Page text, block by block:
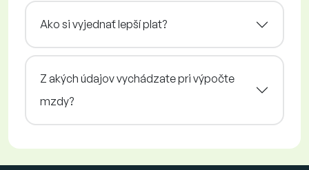
Ako si vyjednať lepší plat?
Z akých údajov vychádzate pri výpočte
mzdy?